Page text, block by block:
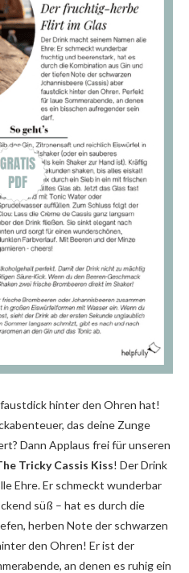
hinter den Ohren hat!
das deine Zunge
Dann Applaus frei für unseren
Tricky Cassis Kiss! Der Drink
Ehre. Er schmeckt wunderbar
süß – hat es durch die
herben Note der schwarzen
den Ohren! Er ist der
an denen es ruhig ein